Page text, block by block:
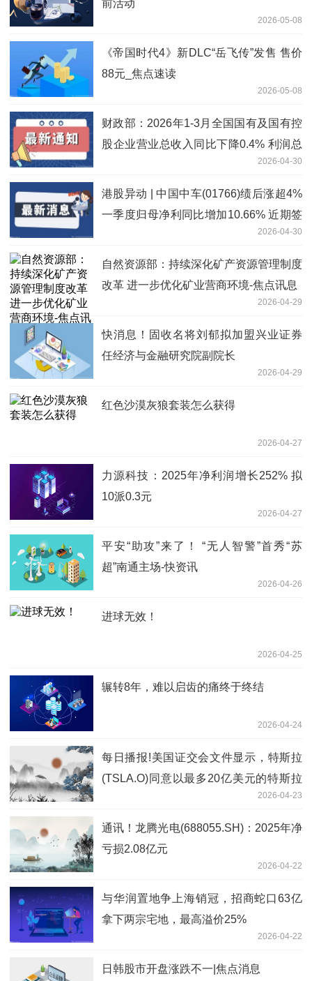
前活动
2026-05-08
《帝国时代4》新DLC“岳飞传”发售 售价
88元_焦点速读
2026-05-08
财政部：2026年1-3月全国国有及国有控
股企业营业总收入同比下降0.4% 利润总
2026-04-30
港股异动 | 中国中车(01766)绩后涨超4%
一季度归母净利同比增加10.66% 近期签
订金额约363.4亿元重大合同 每日简讯
2026-04-30
自然资源部：持续深化矿产资源管理制度
改革 进一步优化矿业营商环境-焦点讯息
2026-04-29
快消息！固收名将刘郁拟加盟兴业证券
任经济与金融研究院副院长
2026-04-29
红色沙漠灰狼套装怎么获得
2026-04-27
力源科技：2025年净利润增长252% 拟
10派0.3元
2026-04-27
平安“助攻”来了！ “无人智警”首秀“苏
超”南通主场-快资讯
2026-04-26
进球无效！
2026-04-25
辗转8年，难以启齿的痛终于终结
2026-04-24
每日播报!美国证交会文件显示，特斯拉
(TSLA.O)同意以最多20亿美元的特斯拉
普通股及股权激励收购一家人工智能硬件
公司。
2026-04-23
通讯！龙腾光电(688055.SH)：2025年净
亏损2.08亿元
2026-04-22
与华润置地争上海销冠，招商蛇口63亿
拿下两宗宅地，最高溢价25%
2026-04-22
日韩股市开盘涨跌不一|焦点消息